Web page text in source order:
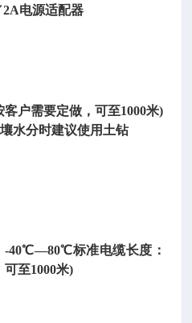
2A电源适配器
客户需要定做，可至1000米)
水分时建议使用土钻
-40℃—80℃标准电缆长度：
可至1000米)